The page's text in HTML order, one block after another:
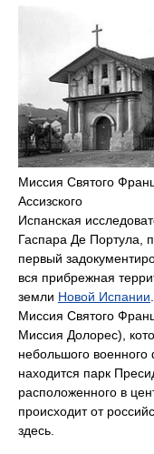
Миссия Святого
Ассизского
Испанская
Гаспара Де Портула,
первый
вся прибрежная
земли Новой Испании
Миссия Святого
Миссия Долорес),
небольшого военного
находится парк
расположенного в
происходит от
здесь.